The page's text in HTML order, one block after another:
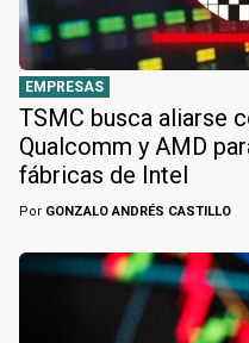
EMPRESAS
TSMC busca aliarse
Qualcomm y AMD
fábricas de Intel
Por GONZALO ANDRÉS CASTILLO